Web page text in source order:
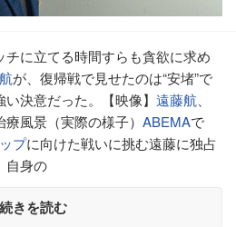
に立てる時間すらも貪欲に求め
が、復帰戦で見せたのは“安堵”で
決意だった。【映像】 遠藤航
風景（実際の様子） ABEMAで
プに向けた戦いに挑む遠藤に独占
自身の
続きを読む